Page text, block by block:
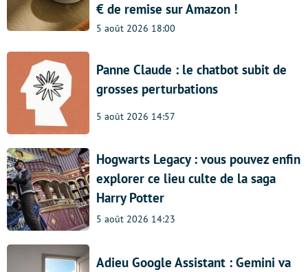
€ de remise sur Amazon !
5 août 2026 18:00
Panne Claude : le chatbot subit de
grosses perturbations
5 août 2026 14:57
Hogwarts Legacy : vous pouvez enfin
explorer ce lieu culte de la saga
Harry Potter
5 août 2026 14:23
Adieu Google Assistant : Gemini va